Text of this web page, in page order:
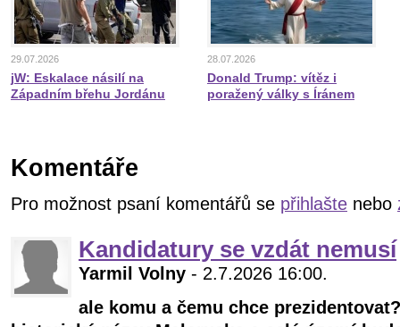
29.07.2026
jW: Eskalace násilí na
Západním břehu Jordánu
28.07.2026
Donald Trump: vítěz i
poražený války s Íránem
Komentáře
Pro možnost psaní komentářů se přihlašte nebo
Kandidatury se vzdát nemusí
Yarmil Volny - 2.7.2026 16:00.
ale komu a čemu chce